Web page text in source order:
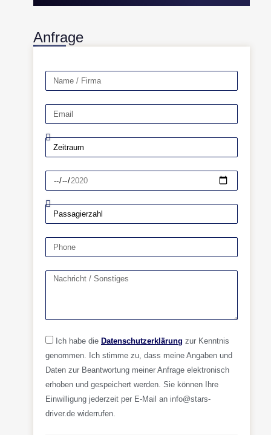
Anfrage
Ich habe die Datenschutzerklärung zur Kenntnis
genommen. Ich stimme zu, dass meine Angaben und
Daten zur Beantwortung meiner Anfrage elektronisch
erhoben und gespeichert werden. Sie können Ihre
Einwilligung jederzeit per E-Mail an info@stars-
driver.de widerrufen.